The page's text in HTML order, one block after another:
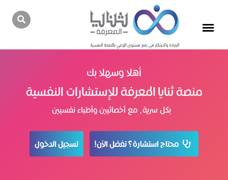
أهلا وسهلا بك
منصة ثنايا المعرفة للإستشارات النفسية
بكل سرية، مع أخصائيين وأطباء نفسيين
محتاج استشارة؟ تفضل الآن! تسجيل الدخول